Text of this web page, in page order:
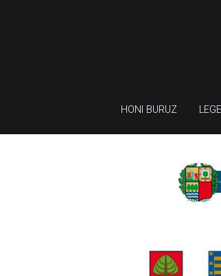
HONI BURUZ